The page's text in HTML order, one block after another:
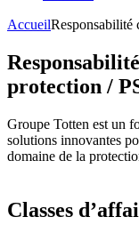
AccueilResponsabilité
protection /
Groupe Totten est un
solutions innovantes
domaine de la
Classes